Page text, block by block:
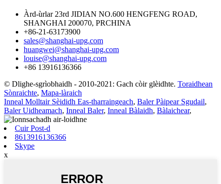
Àrd-ùrlar 23rd JIDIAN NO.600 HENGFENG ROAD,
SHANGHAI 200070, PRCHINA
+86-21-63173900
sales@shanghai-upg.com
huangwei@shanghai-upg.com
louise@shanghai-upg.com
+86 13916136366
© Dlighe-sgrìobhaidh - 2010-2021: Gach còir glèidhte. Toraidhean
Sònraichte, Mapa-làraich
Inneal Molltair Sèididh Eas-tharraingeach, Baler Pàipear Sgudail,
Baler Uidheamach, Inneal Baler, Inneal Bàlaidh, Bàlaichear,
Cuir Post-d
8613916136366
Skype
x